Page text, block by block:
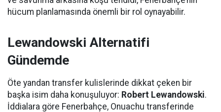
hücum planlamasında önemli bir rol oynayabilir.
Lewandowski Alternatifi
Gündemde
Öte yandan transfer kulislerinde dikkat çeken bir
başka isim daha konuşuluyor: Robert Lewandowski.
İddialara göre Fenerbahçe, Onuachu transferinde